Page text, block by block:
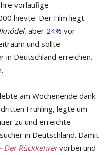
vorläufige
hievte. Der Film liegt
, aber 24% vor
und sollte
in Deutschland erreichen.
am Wochenende dank
Frühling, legte um
zu und erreichte
in Deutschland. Damit
Der Rückkehrervorbei und